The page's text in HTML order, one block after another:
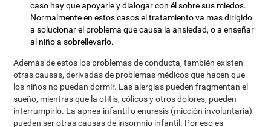
caso hay que apoyarle y dialogar con él sobre sus miedos.
Normalmente en estos casos el tratamiento va mas dirigido
a solucionar el problema que causa la ansiedad, o a enseñar
al niño a sobrellevarlo.
Además de estos los problemas de conducta, también existen
otras causas, derivadas de problemas médicos que hacen que
los niños no puedan dormir. Las alergias pueden fragmentan el
sueño, mientras que la otitis, cólicos y otros dolores, pueden
interrumpirlo. La apnea infantil o enuresis (micción involuntaria)
pueden ser otras causas de insomnio infantil. Por eso es